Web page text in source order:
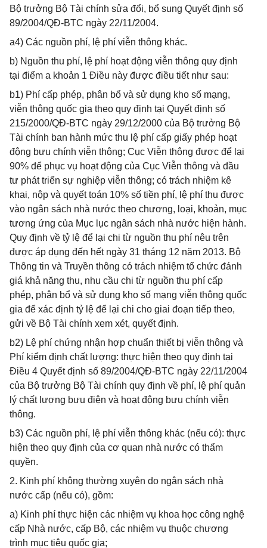
Bộ trưởng Bộ Tài chính sửa đổi, bổ sung Quyết định số
89/2004/QĐ-BTC ngày 22/11/2004.
a4) Các nguồn phí, lệ phí viễn thông khác.
b) Nguồn thu phí, lệ phí hoạt động viễn thông quy định
tại điểm a khoản 1 Điều này được điều tiết như sau:
b1) Phí cấp phép, phân bổ và sử dụng kho số mạng,
viễn thông quốc gia theo quy định tại Quyết định số
215/2000/QĐ-BTC ngày 29/12/2000 của Bộ trưởng Bộ
Tài chính ban hành mức thu lệ phí cấp giấy phép hoạt
động bưu chính viễn thông; Cục Viễn thông được để lại
90% để phục vụ hoạt động của Cục Viễn thông và đầu
tư phát triển sự nghiệp viễn thông; có trách nhiệm kê
khai, nộp và quyết toán 10% số tiền phí, lệ phí thu được
vào ngân sách nhà nước theo chương, loại, khoản, mục
tương ứng của Mục lục ngân sách nhà nước hiện hành.
Quy định về tỷ lệ để lại chi từ nguồn thu phí nêu trên
được áp dụng đến hết ngày 31 tháng 12 năm 2013. Bộ
Thông tin và Truyền thông có trách nhiệm tổ chức đánh
giá khả năng thu, nhu cầu chi từ nguồn thu phí cấp
phép, phân bổ và sử dụng kho số mạng viễn thông quốc
gia để xác định tỷ lệ để lại chi cho giai đoạn tiếp theo,
gửi về Bộ Tài chính xem xét, quyết định.
b2) Lệ phí chứng nhận hợp chuẩn thiết bị viễn thông và
Phí kiểm định chất lượng: thực hiện theo quy định tại
Điều 4 Quyết định số 89/2004/QĐ-BTC ngày 22/11/2004
của Bộ trưởng Bộ Tài chính quy định về phí, lệ phí quản
lý chất lượng bưu điện và hoạt động bưu chính viễn
thông.
b3) Các nguồn phí, lệ phí viễn thông khác (nếu có): thực
hiện theo quy định của cơ quan nhà nước có thẩm
quyền.
2. Kinh phí không thường xuyên do ngân sách nhà
nước cấp (nếu có), gồm:
a) Kinh phí thực hiện các nhiệm vụ khoa học công nghệ
cấp Nhà nước, cấp Bộ, các nhiệm vụ thuộc chương
trình mục tiêu quốc gia;